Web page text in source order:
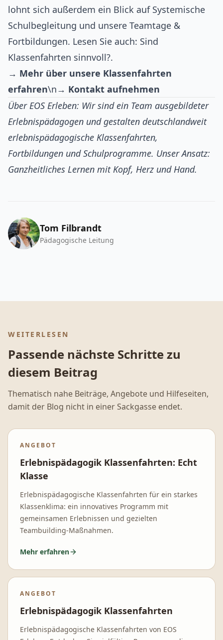
lohnt sich außerdem ein Blick auf Systemische
Schulbegleitung und unsere Teamtage &
Fortbildungen. Lesen Sie auch: Sind
Klassenfahrten sinnvoll?.
→ Mehr über unsere Klassenfahrten
erfahren\n→ Kontakt aufnehmen
Über EOS Erleben: Wir sind ein Team ausgebildeter
Erlebnispädagogen und gestalten deutschlandweit
erlebnispädagogische Klassenfahrten,
Fortbildungen und Schulprogramme. Unser Ansatz:
Ganzheitliches Lernen mit Kopf, Herz und Hand.
Tom Filbrandt
Pädagogische Leitung
WEITERLESEN
Passende nächste Schritte zu
diesem Beitrag
Thematisch nahe Beiträge, Angebote und Hilfeseiten,
damit der Blog nicht in einer Sackgasse endet.
ANGEBOT
Erlebnispädagogik Klassenfahrten: Echt
Klasse
Erlebnispädagogische Klassenfahrten für ein starkes
Klassenklima: ein innovatives Programm mit
gemeinsamen Erlebnissen und gezielten
Teambuilding-Maßnahmen.
Mehr erfahren
ANGEBOT
Erlebnispädagogik Klassenfahrten
Erlebnispädagogische Klassenfahrten von EOS